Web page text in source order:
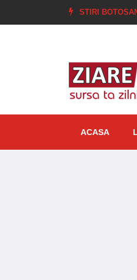
STIRI
Schimbare la Faţă a
ACASA